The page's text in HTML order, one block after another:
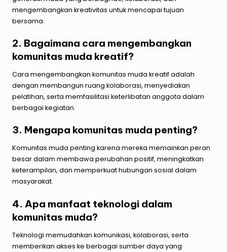
mengembangkan kreativitas untuk mencapai tujuan
bersama.
2. Bagaimana cara mengembangkan
komunitas muda kreatif?
Cara mengembangkan komunitas muda kreatif adalah
dengan membangun ruang kolaborasi, menyediakan
pelatihan, serta memfasilitasi keterlibatan anggota dalam
berbagai kegiatan.
3. Mengapa komunitas muda penting?
Komunitas muda penting karena mereka memainkan peran
besar dalam membawa perubahan positif, meningkatkan
keterampilan, dan memperkuat hubungan sosial dalam
masyarakat.
4. Apa manfaat teknologi dalam
komunitas muda?
Teknologi memudahkan komunikasi, kolaborasi, serta
memberikan akses ke berbagai sumber daya yang